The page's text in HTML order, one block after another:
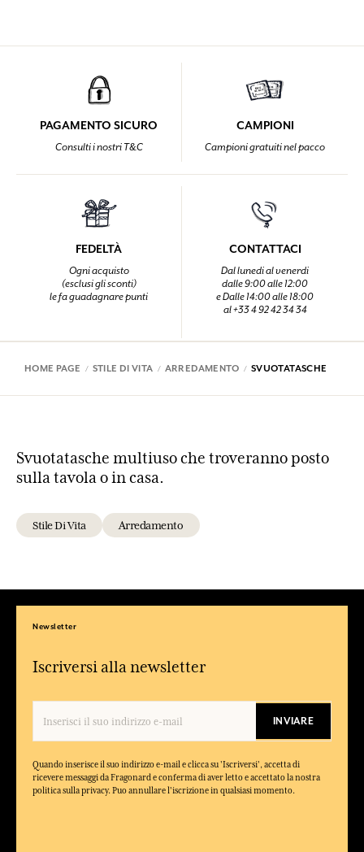
PAGAMENTO SICURO
Consulti i nostri T&C
CAMPIONI
Campioni gratuiti nel pacco
FEDELTÀ
Ogni acquisto
(esclusi gli sconti)
le fa guadagnare punti
CONTATTACI
Dal lunedi al venerdi
dalle 9:00 alle 12:00
e Dalle 14:00 alle 18:00
al +33 4 92 42 34 34
HOME PAGE STILE DI VITA ARREDAMENTO SVUOTATASCHE
Svuotatasche multiuso che troveranno posto
sulla tavola o in casa.
Stile Di Vita Arredamento
Newsletter
Iscriversi alla newsletter
INVIARE
Quando inserisce il suo indirizzo e-mail e clicca su 'Iscriversi', accetta di
ricevere messaggi da Fragonard e conferma di aver letto e accettato la nostra
politica sulla privacy. Puo annullare l'iscrizione in qualsiasi momento.